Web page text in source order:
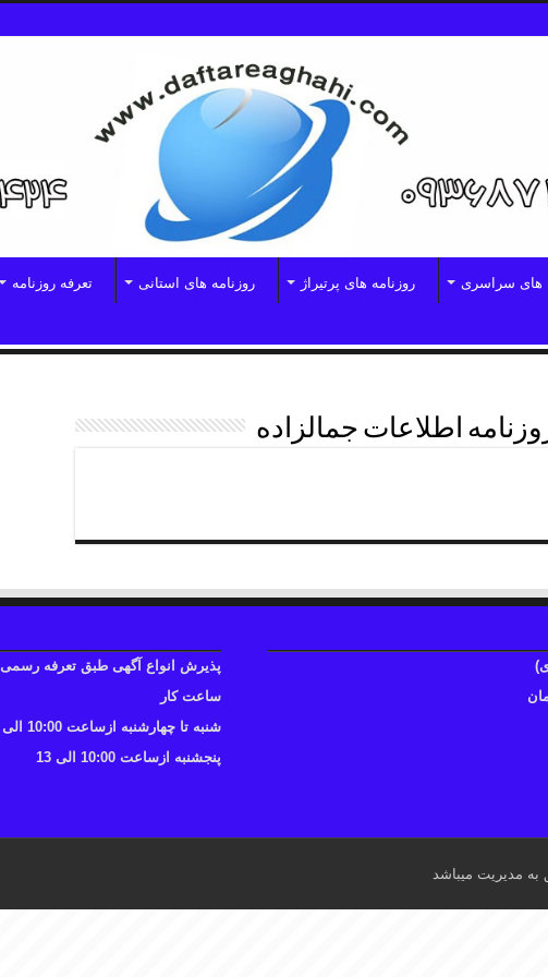
های سراسری روزنامه های پرتیراژ روزنامه های استانی تعرفه روزنامه
اطلاعات جمالزاده
پذیرش انواع آگهی طبق تعرفه رسمی
ساعت کار
شنبه تا چهارشنبه ازساعت 10:00 الی 17
پنجشنبه ازساعت 10:00 الی 13
مدیریت میباشد